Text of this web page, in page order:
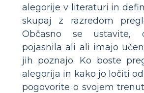
alegorije v literaturi in
skupaj z razredom
Občasno se ustavite,
pojasnila ali ali imajo
jih poznajo. Ko boste
alegorija in kako jo ločiti
pogovorite o svojem